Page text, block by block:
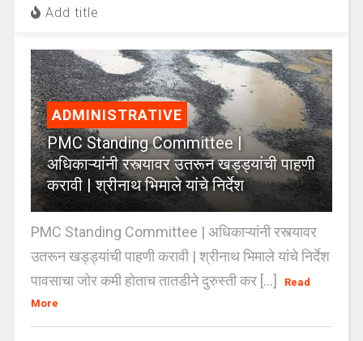
Add title
ADMINISTRATIVE
PMC Standing Committee |
अधिकाऱ्यांनी रस्त्यावर उतरून खड्ड्यांची पाहणी
करावी | श्रीनाथ भिमाले यांचे निर्देश
PMC Standing Committee | अधिकाऱ्यांनी रस्त्यावर
उतरून खड्ड्यांची पाहणी करावी | श्रीनाथ भिमाले यांचे निर्देश
पावसाचा जोर कमी होताच तातडीने दुरुस्ती कर [...]
Read
More